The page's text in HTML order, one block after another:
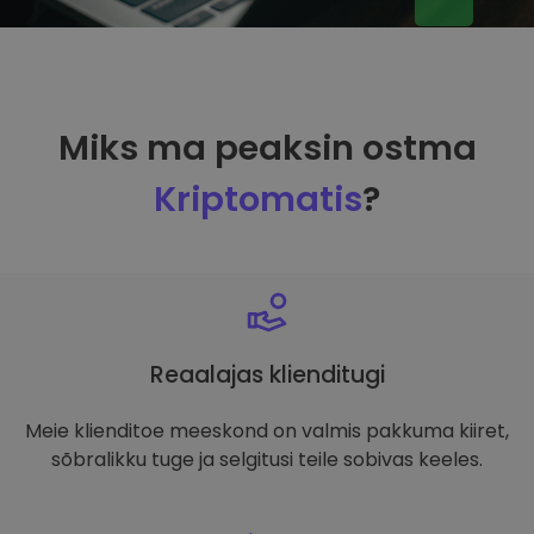
Miks ma peaksin ostma
Kriptomatis?
Reaalajas klienditugi
Meie klienditoe meeskond on valmis pakkuma kiiret,
sõbralikku tuge ja selgitusi teile sobivas keeles.